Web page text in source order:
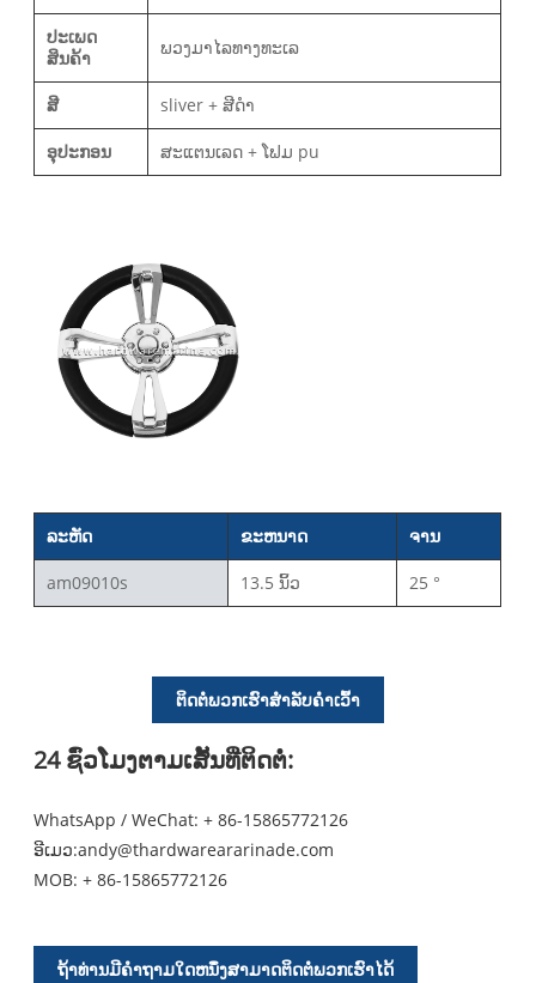
ປະເພດ
ສິນຄ້າ
ພວງມາໄລທາງທະເລ
ສີ sliver + ສີດໍາ
ອຸປະກອນ ສະແຕນເລດ + ໂຟມ pu
ລະຫັດ ຂະຫນາດ ຈານ
am09010s 13.5 ນິ້ວ 25 °
ຕິດຕໍ່ພວກເຮົາສໍາລັບຄໍາເວົ້າ
24 ຊົ່ວໂມງຕາມເສັ້ນທີ່ຕິດຕໍ່:
WhatsApp / WeChat: + 86-15865772126
ອີເມວ:andy@thardwareararinade.com
MOB:+ 86-15865772126
ຖ້າທ່ານມີຄໍາຖາມໃດຫນຶ່ງສາມາດຕິດຕໍ່ພວກເຮົາໄດ້